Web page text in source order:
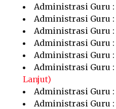
Administrasi Guru :
Administrasi Guru :
Administrasi Guru :
Administrasi Guru :
Administrasi Guru :
Administrasi Guru :
Lanjut)
Administrasi Guru :
Administrasi Guru :